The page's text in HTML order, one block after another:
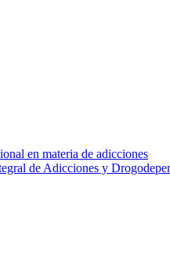
en materia de adicciones
de Adicciones y